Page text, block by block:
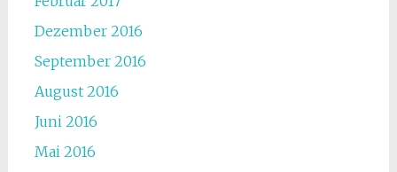
Dezember 2016
September 2016
August 2016
Juni 2016
Mai 2016